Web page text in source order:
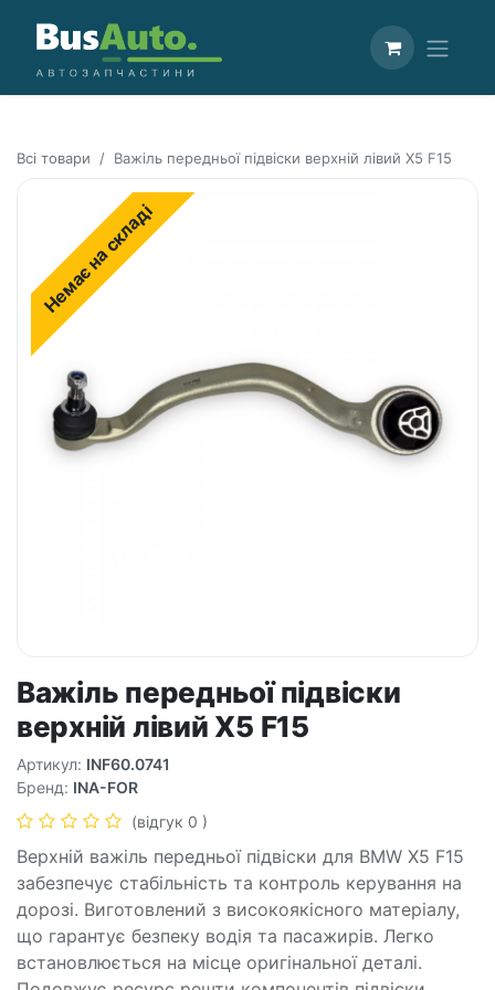
Всі товари Важіль передньої підвіски верхній лівий X5 F15
Немає на складі
Важіль передньої підвіски
верхній лівий X5 F15
Артикул: INF60.0741
Бренд: INA-FOR
(відгук 0 )
Верхній важіль передньої підвіски для BMW X5 F15
забезпечує стабільність та контроль керування на
дорозі. Виготовлений з високоякісного матеріалу,
що гарантує безпеку водія та пасажирів. Легко
встановлюється на місце оригінальної деталі.